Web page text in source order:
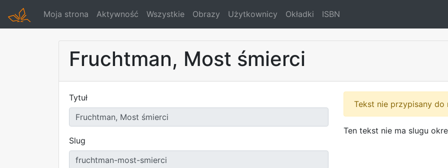
Moja strona Aktywność Wszystkie Obrazy Użytkownicy Okładki ISBN
Fruchtman, Most śmierci
Tytuł
Slug
Tekst nie przypisany
Ten tekst nie ma slugu